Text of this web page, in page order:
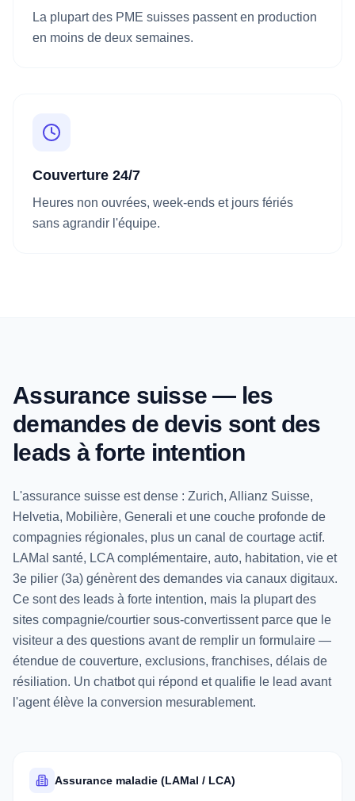
La plupart des PME suisses passent en production
en moins de deux semaines.
Couverture 24/7
Heures non ouvrées, week-ends et jours fériés
sans agrandir l'équipe.
Assurance suisse — les
demandes de devis sont des
leads à forte intention
L'assurance suisse est dense : Zurich, Allianz Suisse,
Helvetia, Mobilière, Generali et une couche profonde de
compagnies régionales, plus un canal de courtage actif.
LAMal santé, LCA complémentaire, auto, habitation, vie et
3e pilier (3a) génèrent des demandes via canaux digitaux.
Ce sont des leads à forte intention, mais la plupart des
sites compagnie/courtier sous-convertissent parce que le
visiteur a des questions avant de remplir un formulaire —
étendue de couverture, exclusions, franchises, délais de
résiliation. Un chatbot qui répond et qualifie le lead avant
l'agent élève la conversion mesurablement.
Assurance maladie (LAMal / LCA)